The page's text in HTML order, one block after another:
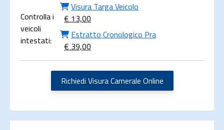
Controlla i
veicoli
intestati:
Visura Targa Veicolo
€ 13,00
Estratto Cronologico Pra
€ 39,00
Richiedi Visura Camerale Online